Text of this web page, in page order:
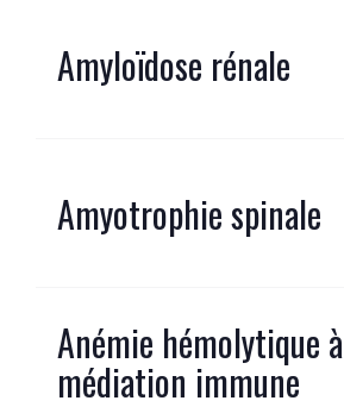
Amyloïdose rénale
Amyotrophie spinale
Anémie hémolytique à
médiation immune